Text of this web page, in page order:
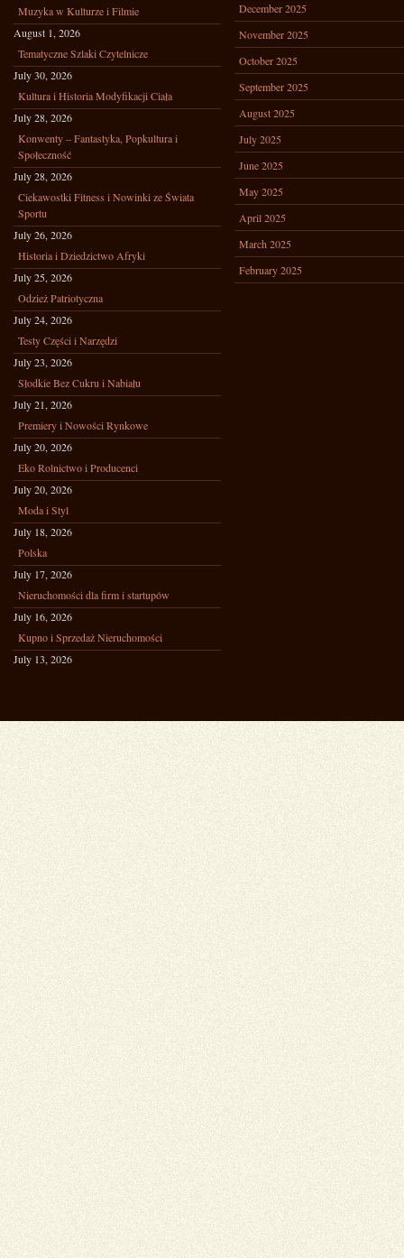
Muzyka w Kulturze i Filmie
August 1, 2026
Tematyczne Szlaki Czytelnicze
July 30, 2026
Kultura i Historia Modyfikacji Ciała
July 28, 2026
Konwenty – Fantastyka, Popkultura i
Społeczność
July 28, 2026
Ciekawostki Fitness i Nowinki ze Świata
Sportu
July 26, 2026
Historia i Dziedzictwo Afryki
July 25, 2026
Odzież Patriotyczna
July 24, 2026
Testy Części i Narzędzi
July 23, 2026
Słodkie Bez Cukru i Nabiału
July 21, 2026
Premiery i Nowości Rynkowe
July 20, 2026
Eko Rolnictwo i Producenci
July 20, 2026
Moda i Styl
July 18, 2026
Polska
July 17, 2026
Nieruchomości dla firm i startupów
July 16, 2026
Kupno i Sprzedaż Nieruchomości
July 13, 2026
December 2025
November 2025
October 2025
September 2025
August 2025
July 2025
June 2025
May 2025
April 2025
March 2025
February 2025